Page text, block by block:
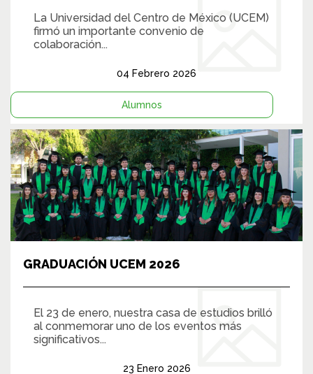
La Universidad del Centro de México (UCEM)
firmó un importante convenio de
colaboración...
04 Febrero 2026
Alumnos
GRADUACIÓN UCEM 2026
El 23 de enero, nuestra casa de estudios brilló
al conmemorar uno de los eventos más
significativos...
23 Enero 2026